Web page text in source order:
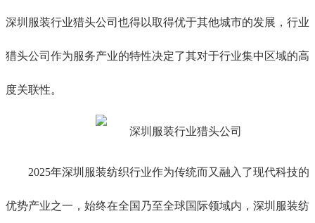
深圳服装行业猎头公司也得以取得优于其他城市的发展，行业
猎头公司作为服务产业的特性决定了其对于行业集中区域的高
度关联性。
2025年深圳服装纺织行业作为传统而又融入了现代科技的
优势产业之一，始终在全国乃至全球国际领域内，深圳服装纺